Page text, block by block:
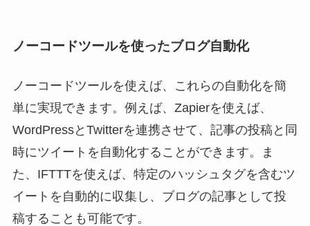
ノーコードツールを使ったブログ自動化
ノーコードツールを使えば、これらの自動化を簡
単に実現できます。例えば、Zapierを使えば、
WordPressとTwitterを連携させて、記事の投稿と同
時にツイートを自動化することができます。ま
た、IFTTTを使えば、特定のハッシュタグを含むツ
イートを自動的に収集し、ブログの記事として投
稿することも可能です。